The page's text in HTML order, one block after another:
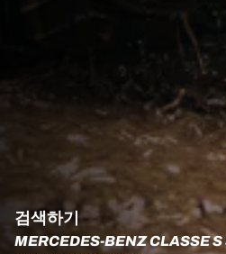
검색하기
MERCEDES-BENZ CLASSE